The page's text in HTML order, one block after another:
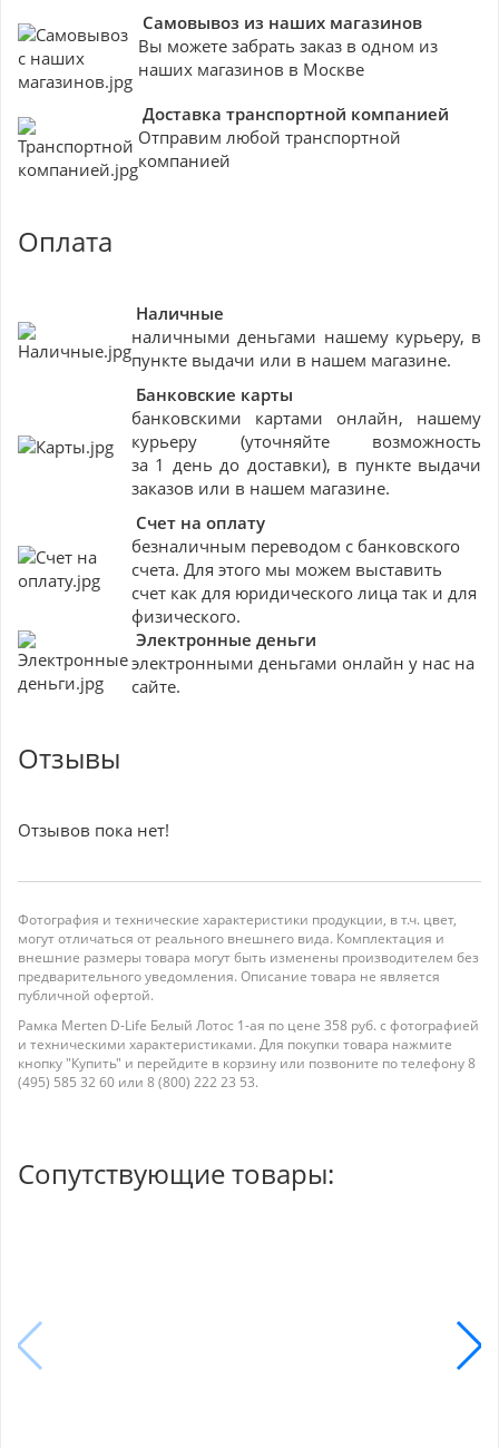
Самовывоз из наших магазинов
Вы можете забрать заказ в одном из
наших магазинов в Москве
Доставка транспортной компанией
Отправим любой транспортной
компанией
Оплата
Наличные
наличными деньгами нашему курьеру, в
пункте выдачи или в нашем магазине.
Банковские карты
банковскими картами онлайн, нашему
курьеру (уточняйте возможность
за 1 день до доставки), в пункте выдачи
заказов или в нашем магазине.
Счет на оплату
безналичным переводом с банковского
счета. Для этого мы можем выставить
счет как для юридического лица так и для
физического.
Электронные деньги
электронными деньгами онлайн у нас на
сайте.
Отзывы
Отзывов пока нет!
Фотография и технические характеристики продукции, в т.ч. цвет,
могут отличаться от реального внешнего вида. Комплектация и
внешние размеры товара могут быть изменены производителем без
предварительного уведомления. Описание товара не является
публичной офертой.
Рамка Merten D-Life Белый Лотос 1-ая по цене 358 руб. с фотографией
и техническими характеристиками. Для покупки товара нажмите
кнопку "Купить" и перейдите в корзину или позвоните по телефону 8
(495) 585 32 60 или 8 (800) 222 23 53.
Сопутствующие товары: